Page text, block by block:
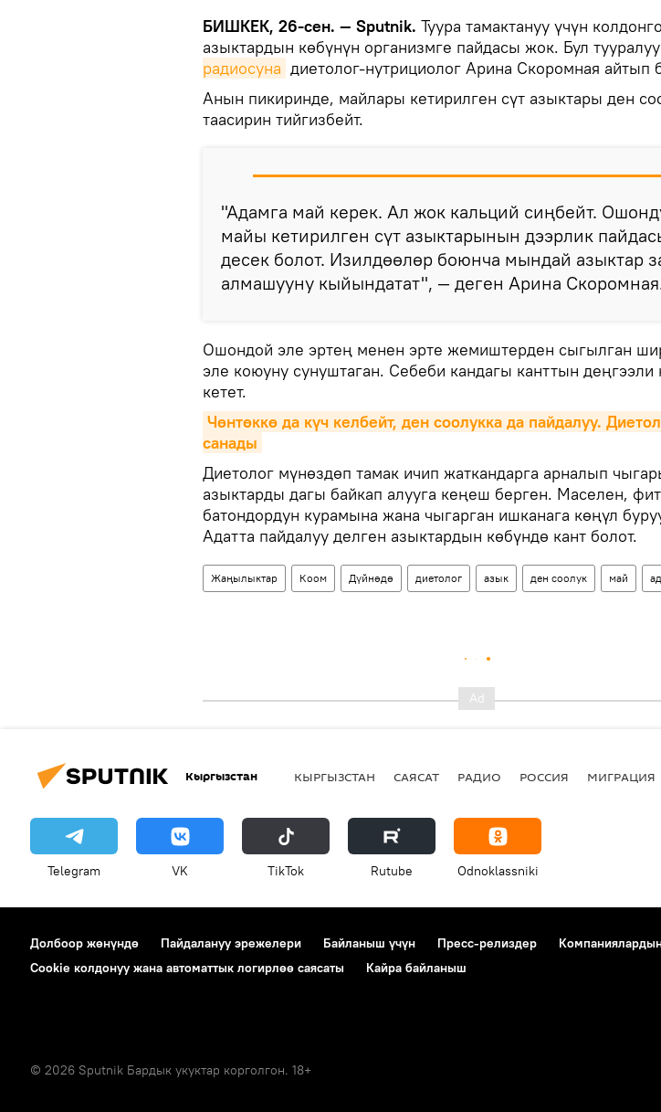
БИШКЕК, 26-сен. — Sputnik. Туура тамактануу үчүн
азыктардын көбүнүн организмге пайдасы жок. Бул тууралуу
радиосуна диетолог-нутрициолог Арина Скоромная айтып
Анын пикиринде, майлары кетирилген сүт азыктары ден
таасирин тийгизбейт.
"Адамга май керек. Ал жок кальций сиңбейт.
майы кетирилген сүт азыктарынын дээрлик
десек болот. Изилдөөлөр боюнча мындай азыктар
алмашууну кыйындатат", — деген Арина
Ошондой эле эртең менен эрте жемиштерден сыгылган
эле коюуну сунуштаган. Себеби кандагы канттын деңгээли
кетет.
Чөнтөккө да күч келбейт, ден соолукка да пайдалуу.
санады
Диетолог мүнөздөп тамак ичип жаткандарга арналып
азыктарды дагы байкап алууга кеңеш берген. Маселен,
батондордун курамына жана чыгарган ишканага көңүл
Адатта пайдалуу делген азыктардын көбүндө кант болот.
Жаңылыктар Коом Дүйнөдө диетолог азык ден соолук май
Кыргызстан КЫРГЫЗСТАН САЯСАТ РАДИО РОССИЯ МИГРАЦИЯ
Telegram VK ТikТоk Rutube Odnoklassniki
Долбоор жөнүндө Пайдалануу эрежелери Байланыш үчүн Пресс-релиздер
Cookie колдонуу жана автоматтык логирлөө саясаты
Кайра байланыш
© 2026 Sputnik Бардык укуктар корголгон. 18+